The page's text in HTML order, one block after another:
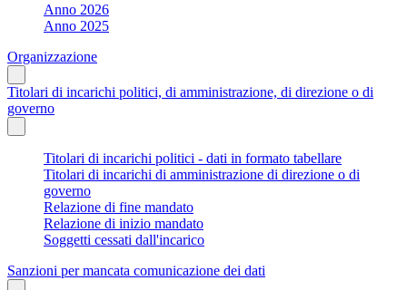
Anno 2026
Anno 2025
Organizzazione
Titolari di incarichi politici, di amministrazione, di direzione o di
governo
Titolari di incarichi politici - dati in formato tabellare
Titolari di incarichi di amministrazione di direzione o di
governo
Relazione di fine mandato
Relazione di inizio mandato
Soggetti cessati dall'incarico
Sanzioni per mancata comunicazione dei dati